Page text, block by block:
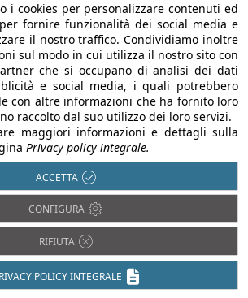
i cookies per personalizzare contenuti ed
fornire funzionalità dei social media e
il nostro traffico. Condividiamo inoltre
sul modo in cui utilizza il nostro sito con
che si occupano di analisi dei dati
e social media, i quali potrebbero
con altre informazioni che ha fornito loro
raccolto dal suo utilizzo dei loro servizi.
maggiori informazioni e dettagli sulla
Privacy policy integrale.
ACCETTA
CONFIGURA
RIFIUTA
POLICY INTEGRALE